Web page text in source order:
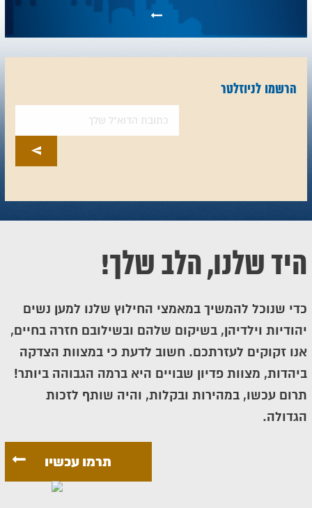
הרשמו לניוזלטר
היד שלנו, הלב שלך!
כדי שנוכל להמשיך במאמצי החילוץ שלנו למען נשים
יהודיות וילדיהן, בשיקום שלהם ובשילובם חזרה בחיים,
אנו זקוקים לעזרתכם. חשוב לדעת כי במצוות הצדקה
ביהדות, מצוות פדיון שבויים היא ברמה הגבוהה ביותר!
תרום עכשו, במהירות ובקלות, והיה שותף לזכות
הגדולה.
תרמו עכשיו